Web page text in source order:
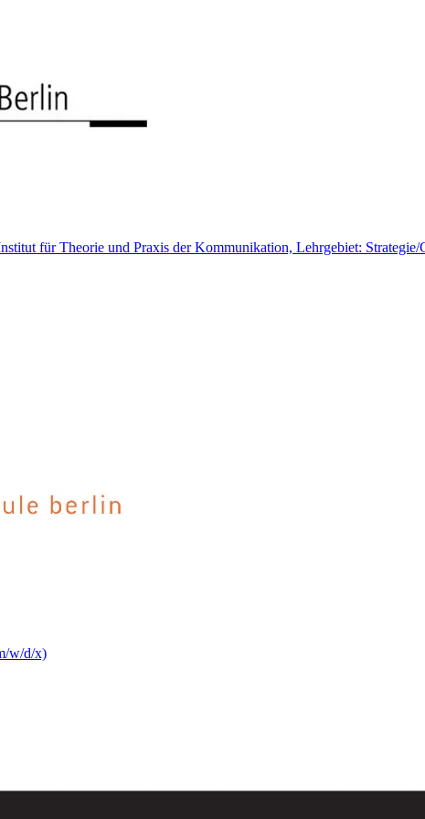
für Theorie und Praxis der Kommunikation, Lehrgebiet:
w/d/x)